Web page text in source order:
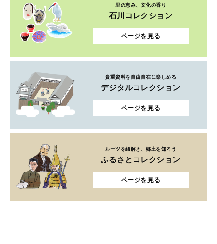
里の恵み、文化の香り
石川コレクション
ページを見る
貴重資料を自由自在に楽しめる
デジタルコレクション
ページを見る
ルーツを紐解き、郷土を知ろう
ふるさとコレクション
ページを見る